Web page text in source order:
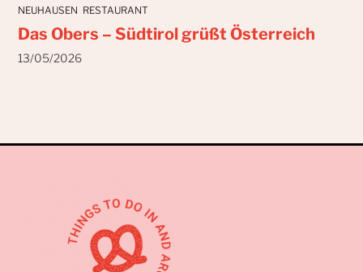
NEUHAUSEN RESTAURANT
Das Obers – Südtirol grüßt Österreich
13/05/2026